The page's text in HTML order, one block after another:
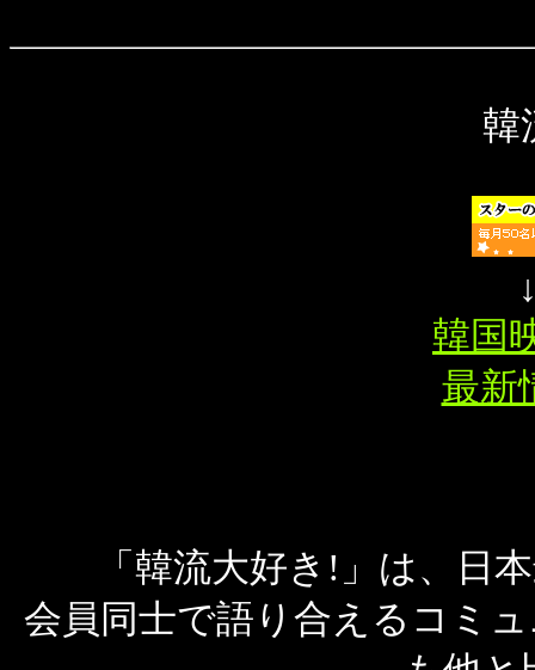
韓
韓国
最新
「韓流大好き!」は、日
会員同士で語り合えるコミ